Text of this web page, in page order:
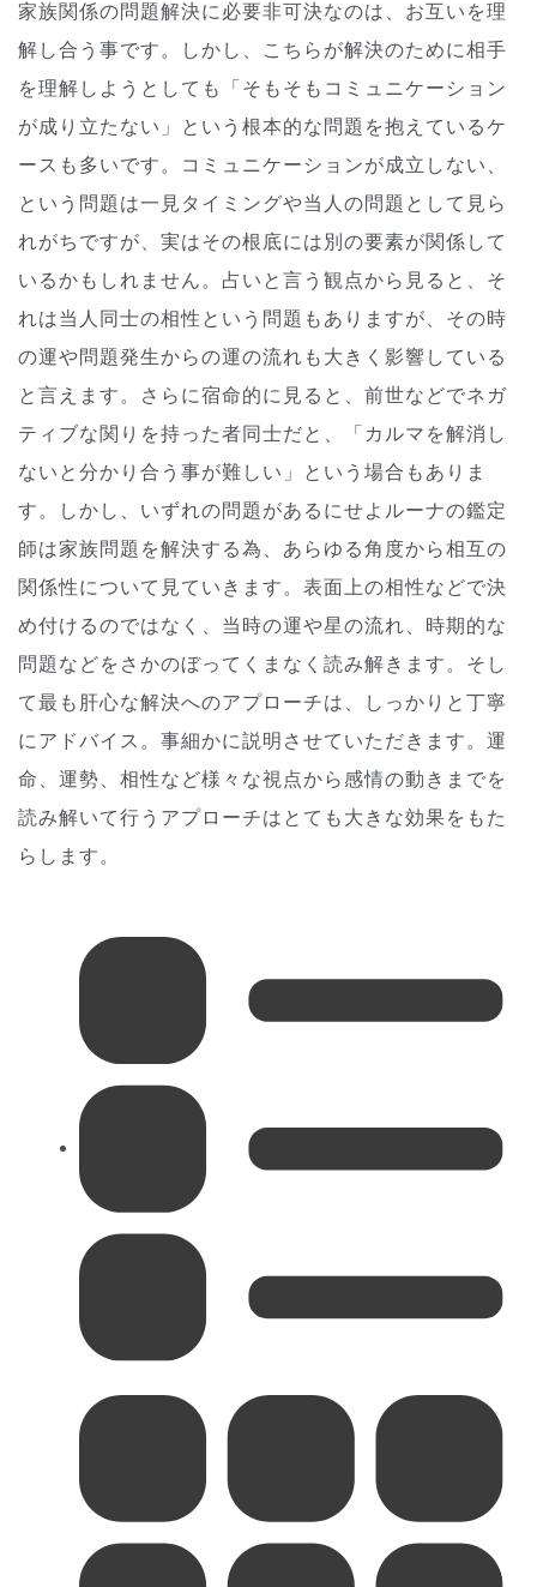
家族関係の問題解決に必要非可決なのは、お互いを理
解し合う事です。しかし、こちらが解決のために相手
を理解しようとしても「そもそもコミュニケーション
が成り立たない」という根本的な問題を抱えているケ
ースも多いです。コミュニケーションが成立しない、
という問題は一見タイミングや当人の問題として見ら
れがちですが、実はその根底には別の要素が関係して
いるかもしれません。占いと言う観点から見ると、そ
れは当人同士の相性という問題もありますが、その時
の運や問題発生からの運の流れも大きく影響している
と言えます。さらに宿命的に見ると、前世などでネガ
ティブな関りを持った者同士だと、「カルマを解消し
ないと分かり合う事が難しい」という場合もありま
す。しかし、いずれの問題があるにせよルーナの鑑定
師は家族問題を解決する為、あらゆる角度から相互の
関係性について見ていきます。表面上の相性などで決
め付けるのではなく、当時の運や星の流れ、時期的な
問題などをさかのぼってくまなく読み解きます。そし
て最も肝心な解決へのアプローチは、しっかりと丁寧
にアドバイス。事細かに説明させていただきます。運
命、運勢、相性など様々な視点から感情の動きまでを
読み解いて行うアプローチはとても大きな効果をもた
らします。